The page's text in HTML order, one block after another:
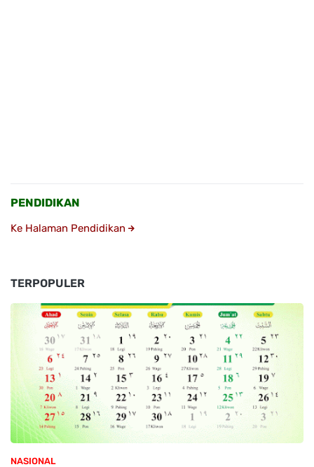
PENDIDIKAN
Ke Halaman Pendidikan
TERPOPULER
NASIONAL